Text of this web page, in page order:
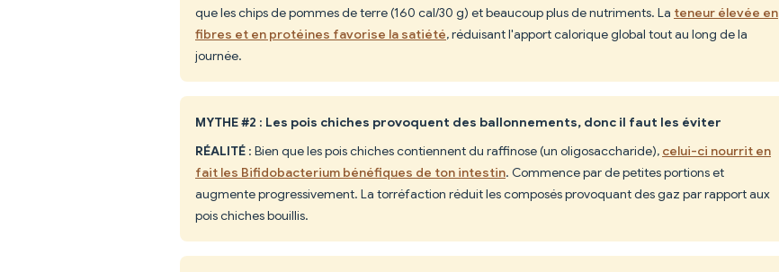
que les chips de pommes de terre (160 cal/30 g) et beaucoup plus de nutriments. La teneur élevée en
fibres et en protéines favorise la satiété, réduisant l'apport calorique global tout au long de la
journée.
MYTHE #2 : Les pois chiches provoquent des ballonnements, donc il faut les éviter
RÉALITÉ : Bien que les pois chiches contiennent du raffinose (un oligosaccharide), celui-ci nourrit en
fait les Bifidobacterium bénéfiques de ton intestin. Commence par de petites portions et
augmente progressivement. La torréfaction réduit les composés provoquant des gaz par rapport aux
pois chiches bouillis.